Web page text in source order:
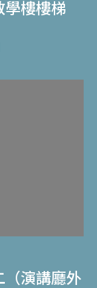
學樓樓梯
（演講廳外